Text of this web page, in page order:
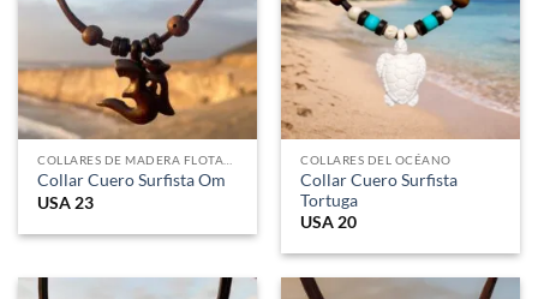
Collar Cuero Surfista Om
USA 23
COLLARES DEL OCÉANO
Collar Cuero Surfista
Tortuga
USA 20